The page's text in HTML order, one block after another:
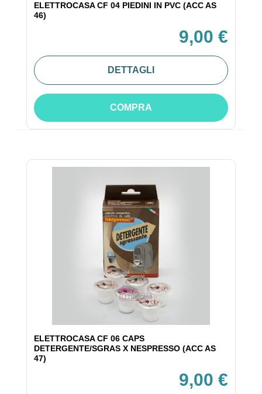
ELETTROCASA CF 04 PIEDINI IN PVC (ACC AS
46)
9,00 €
DETTAGLI
COMPRA
ELETTROCASA CF 06 CAPS
DETERGENTE/SGRAS X NESPRESSO (ACC AS
47)
9,00 €